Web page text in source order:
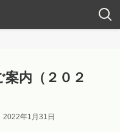
案内（２０２
2022年1月31日